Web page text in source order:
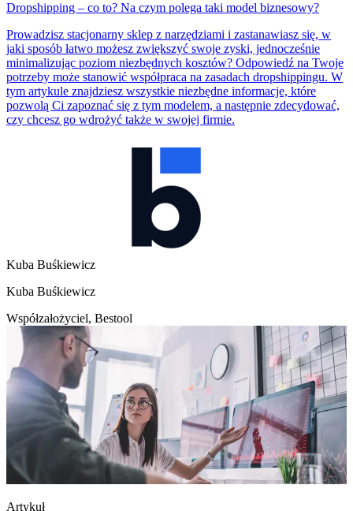
Dropshipping – co to? Na czym polega taki model biznesowy?
Prowadzisz stacjonarny sklep z narzędziami i zastanawiasz się, w
jaki sposób łatwo możesz zwiększyć swoje zyski, jednocześnie
minimalizując poziom niezbędnych kosztów? Odpowiedź na Twoje
potrzeby może stanowić współpraca na zasadach dropshippingu. W
tym artykule znajdziesz wszystkie niezbędne informacje, które
pozwolą Ci zapoznać się z tym modelem, a następnie zdecydować,
czy chcesz go wdrożyć także w swojej firmie.
Kuba Buśkiewicz
Kuba Buśkiewicz
Współzałożyciel, Bestool
Artykuł